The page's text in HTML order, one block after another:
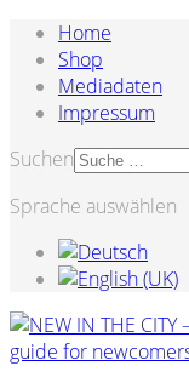
Home
Shop
Mediadaten
Impressum
Suchen
Sprache auswählen